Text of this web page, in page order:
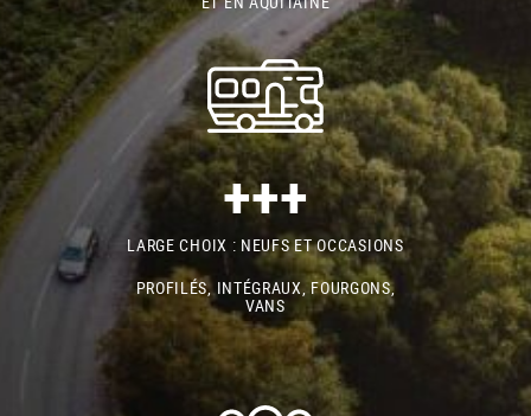
+++
LARGE CHOIX : NEUFS ET OCCASIONS
PROFILÉS, INTÉGRAUX, FOURGONS,
VANS